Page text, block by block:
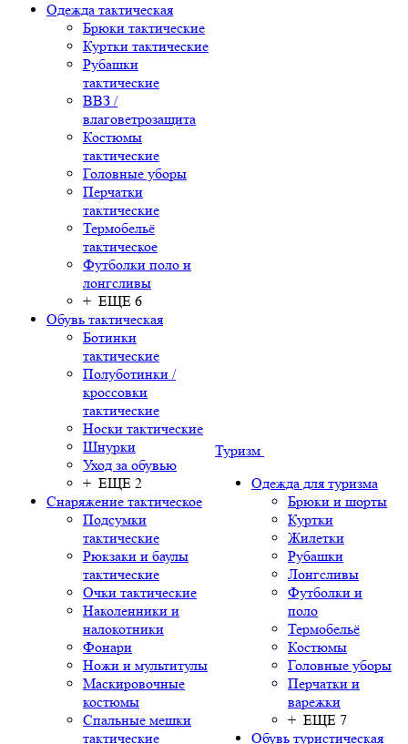
Одежда тактическая
Брюки тактические
Куртки тактические
Рубашки
тактические
ВВЗ /
влаговетрозащита
Костюмы
тактические
Головные уборы
Перчатки
тактические
Термобельё
тактическое
Футболки поло и
лонгсливы
+ ЕЩЕ 6
Обувь тактическая
Ботинки
тактические
Полуботинки /
кроссовки
тактические
Носки тактические
Шнурки
Уход за обувью
+ ЕЩЕ 2
Снаряжение тактическое
Подсумки
тактические
Рюкзаки и баулы
тактические
Очки тактические
Наколенники и
налокотники
Фонари
Ножи и мультитулы
Маскировочные
костюмы
Спальные мешки
тактические
Туризм
Одежда для туризма
Брюки и шорты
Куртки
Жилетки
Рубашки
Лонгсливы
Футболки и
поло
Термобельё
Костюмы
Головные уборы
Перчатки и
варежки
+ ЕЩЕ 7
Обувь туристическая